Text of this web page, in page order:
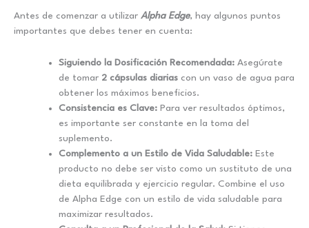
Antes de comenzar a utilizar Alpha Edge, hay algunos puntos
importantes que debes tener en cuenta:
Siguiendo la Dosificación Recomendada: Asegúrate
de tomar 2 cápsulas diarias con un vaso de agua para
obtener los máximos beneficios.
Consistencia es Clave: Para ver resultados óptimos,
es importante ser constante en la toma del
suplemento.
Complemento a un Estilo de Vida Saludable: Este
producto no debe ser visto como un sustituto de una
dieta equilibrada y ejercicio regular. Combine el uso
de Alpha Edge con un estilo de vida saludable para
maximizar resultados.